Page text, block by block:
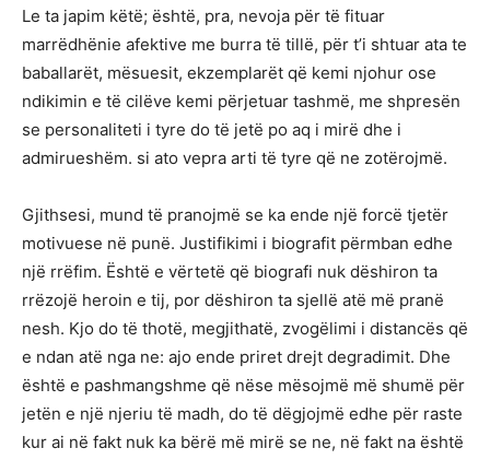
Le ta japim këtë; është, pra, nevoja për të fituar
marrëdhënie afektive me burra të tillë, për t’i shtuar ata te
baballarët, mësuesit, ekzemplarët që kemi njohur ose
ndikimin e të cilëve kemi përjetuar tashmë, me shpresën
se personaliteti i tyre do të jetë po aq i mirë dhe i
admirueshëm. si ato vepra arti të tyre që ne zotërojmë.
Gjithsesi, mund të pranojmë se ka ende një forcë tjetër
motivuese në punë. Justifikimi i biografit përmban edhe
një rrëfim. Është e vërtetë që biografi nuk dëshiron ta
rrëzojë heroin e tij, por dëshiron ta sjellë atë më pranë
nesh. Kjo do të thotë, megjithatë, zvogëlimi i distancës që
e ndan atë nga ne: ajo ende priret drejt degradimit. Dhe
është e pashmangshme që nëse mësojmë më shumë për
jetën e një njeriu të madh, do të dëgjojmë edhe për raste
kur ai në fakt nuk ka bërë më mirë se ne, në fakt na është